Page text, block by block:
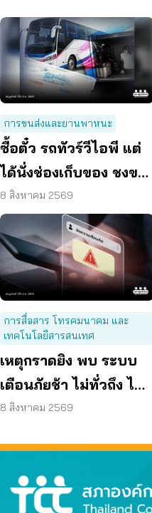
การขนส่งและยานพาหนะ
ซื้อตั๋ว รถทัวร์วีไอพี แต่
ได้นั่งช่องเก็บของ ชงขน
ส่งฯ คุมเข้มทุกจุดตรวจ
8 สิงหาคม 2569
การสื่อสาร โทรคมนาคม และ
เทคโนโลยีสารสนเทศ
เหตุกราดยิง พบ ระบบ
เตือนภัยช้า ไม่ทั่วถึง ไม่
ชัดเจน
8 สิงหาคม 2569